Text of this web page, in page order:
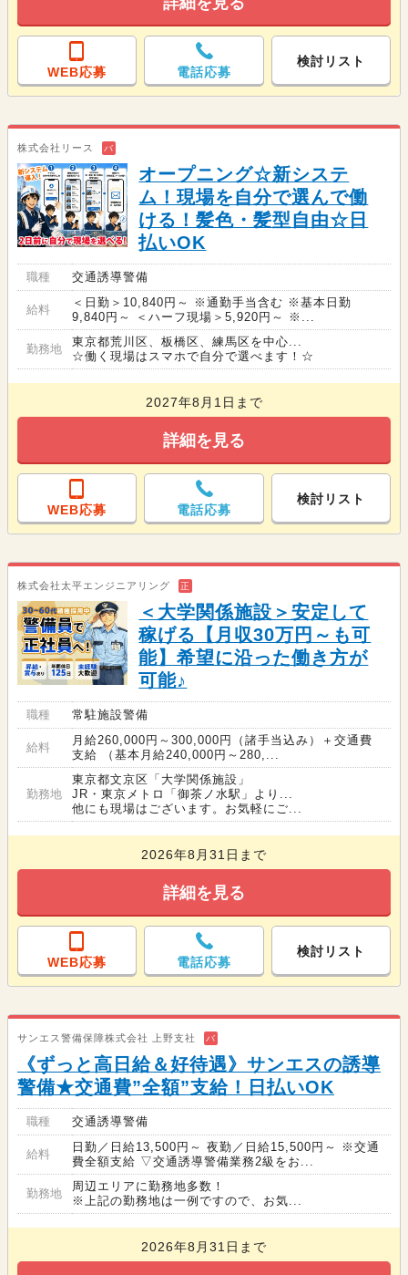
WEB応募 電話応募
検討リスト
株式会社リース バ
オープニング☆新システ
ム！現場を自分で選んで働
ける！髪色・髪型自由☆日
払いOK
職種 交通誘導警備
給料
＜日勤＞10,840円～ ※通勤手当含む ※基本日勤
9,840円～ ＜ハーフ現場＞5,920円～ ※...
勤務地
東京都荒川区、板橋区、練馬区を中心...
☆働く現場はスマホで自分で選べます！☆
2027年8月1日まで
詳細を見る
WEB応募 電話応募
検討リスト
株式会社太平エンジニアリング 正
＜大学関係施設＞安定して
稼げる【月収30万円～も可
能】希望に沿った働き方が
可能♪
職種 常駐施設警備
給料
月給260,000円～300,000円（諸手当込み）＋交通費
支給 （基本月給240,000円～280,...
勤務地
東京都文京区「大学関係施設」
JR・東京メトロ「御茶ノ水駅」より...
他にも現場はございます。お気軽にご...
2026年8月31日まで
詳細を見る
WEB応募 電話応募
検討リスト
サンエス警備保障株式会社 上野支社 バ
《ずっと高日給＆好待遇》サンエスの誘導
警備★交通費”全額”支給！日払いOK
職種 交通誘導警備
給料
日勤／日給13,500円～ 夜勤／日給15,500円～ ※交通
費全額支給 ▽交通誘導警備業務2級をお...
勤務地
周辺エリアに勤務地多数！
※上記の勤務地は一例ですので、お気...
2026年8月31日まで